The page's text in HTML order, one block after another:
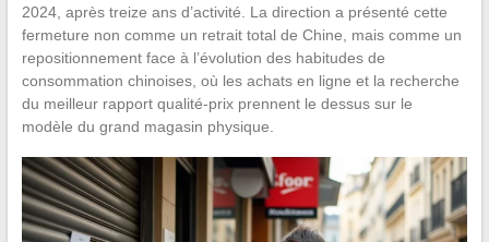
2024, après treize ans d’activité. La direction a présenté cette
fermeture non comme un retrait total de Chine, mais comme un
repositionnement face à l’évolution des habitudes de
consommation chinoises, où les achats en ligne et la recherche
du meilleur rapport qualité-prix prennent le dessus sur le
modèle du grand magasin physique.